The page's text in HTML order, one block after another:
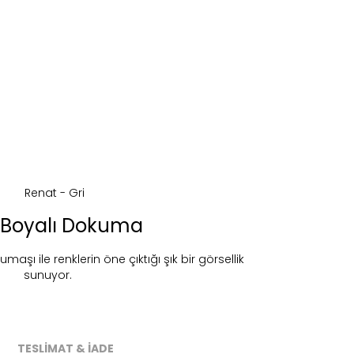
Dokuma
ile renklerin öne çıktığı şık bir görsellik
sunuyor.
TESLİMAT & İADE